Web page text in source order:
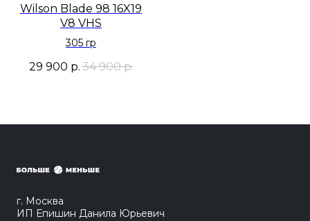
Wilson Blade 98 16X19
V8 VHS
305 гр
29 900 р.34 900 р.
г. Москва
ИП Епишин Данила Юрьевич